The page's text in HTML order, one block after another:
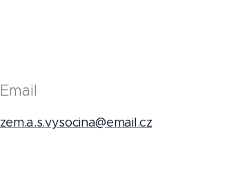
Email
zem.a.s.vysocina@email.cz